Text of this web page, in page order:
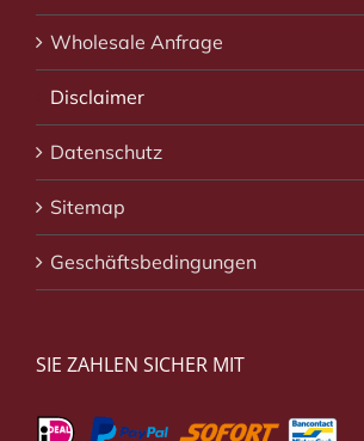
Wholesale Anfrage
Disclaimer
Datenschutz
Sitemap
Geschäftsbedingungen
SIE ZAHLEN SICHER MIT